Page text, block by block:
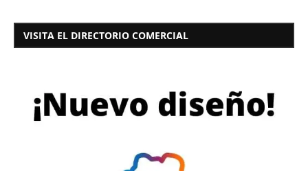
VISITA EL DIRECTORIO COMERCIAL